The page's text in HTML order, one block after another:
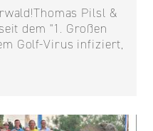
Pilsl &
dem "1. Großen
Golf-Virus infiziert,